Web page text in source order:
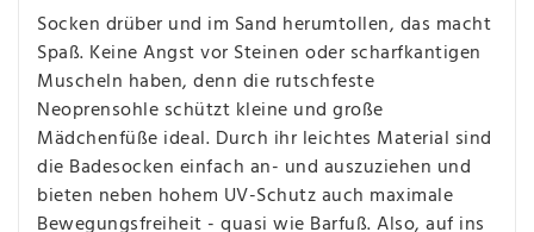
Socken drüber und im Sand herumtollen, das macht
Spaß. Keine Angst vor Steinen oder scharfkantigen
Muscheln haben, denn die rutschfeste
Neoprensohle schützt kleine und große
Mädchenfüße ideal. Durch ihr leichtes Material sind
die Badesocken einfach an- und auszuziehen und
bieten neben hohem UV-Schutz auch maximale
Bewegungsfreiheit - quasi wie Barfuß. Also, auf ins